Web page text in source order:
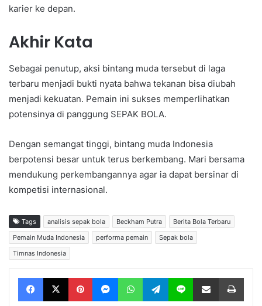
karier ke depan.
Akhir Kata
Sebagai penutup, aksi bintang muda tersebut di laga
terbaru menjadi bukti nyata bahwa tekanan bisa diubah
menjadi kekuatan. Pemain ini sukses memperlihatkan
potensinya di panggung SEPAK BOLA.
Dengan semangat tinggi, bintang muda Indonesia
berpotensi besar untuk terus berkembang. Mari bersama
mendukung perkembangannya agar ia dapat bersinar di
kompetisi internasional.
Tags analisis sepak bola Beckham Putra
Berita Bola Terbaru
Pemain Muda Indonesia
performa pemain
Sepak bola
Timnas Indonesia
Facebook X Pinterest Messenger WhatsApp Telegram Line Share via Email